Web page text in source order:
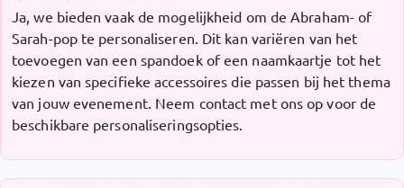
Ja, we bieden vaak de mogelijkheid om de Abraham- of
Sarah-pop te personaliseren. Dit kan variëren van het
toevoegen van een spandoek of een naamkaartje tot het
kiezen van specifieke accessoires die passen bij het thema
van jouw evenement. Neem contact met ons op voor de
beschikbare personaliseringsopties.